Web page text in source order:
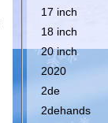
17 inch
18 inch
20 inch
2020
2de
2dehands